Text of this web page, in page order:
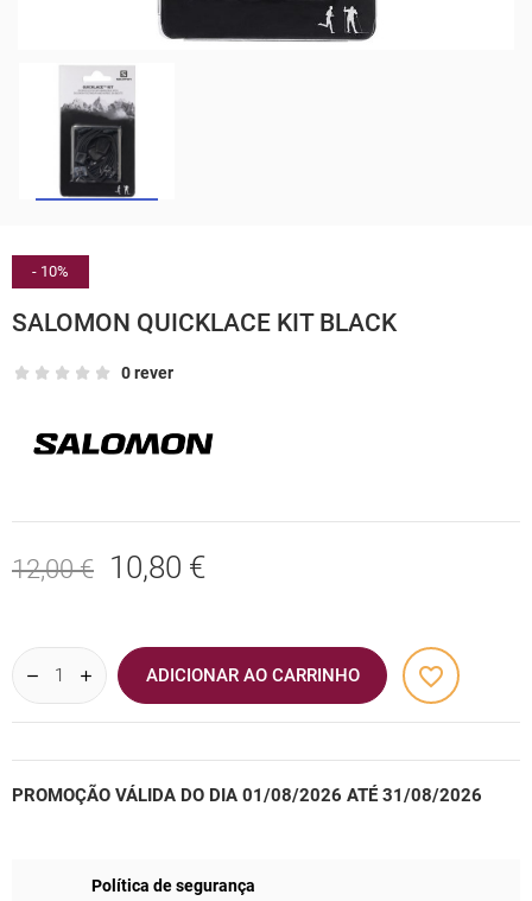
- 10%
SALOMON QUICKLACE KIT BLACK
0 rever
12,00 € 10,80 €
ADICIONAR AO CARRINHO favorite_border
PROMOÇÃO VÁLIDA DO DIA 01/08/2026 ATÉ 31/08/2026
Política de segurança